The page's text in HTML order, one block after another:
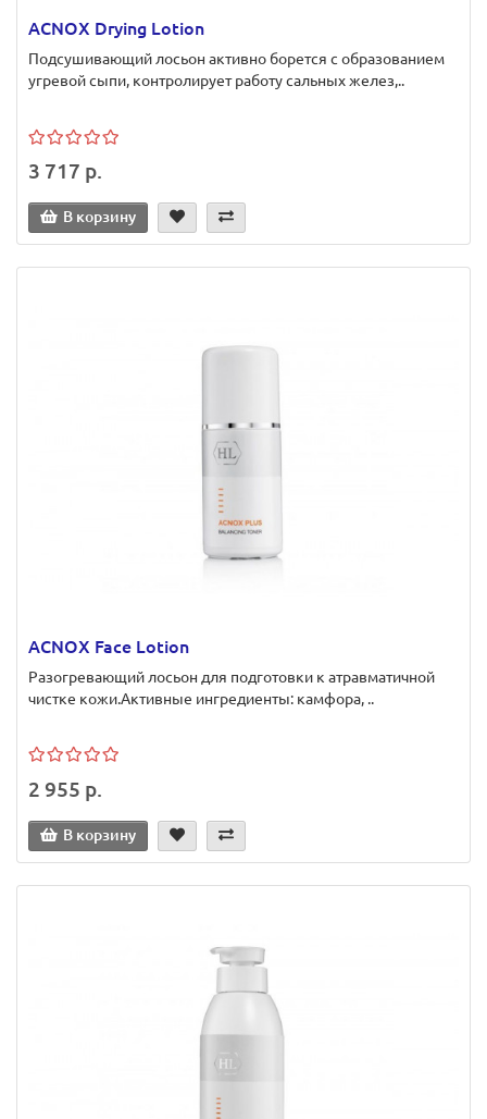
ACNOX Drying Lotion
Подсушивающий лосьон активно борется с образованием
угревой сыпи, контролирует работу сальных желез,..
3 717 р.
В корзину
ACNOX Face Lotion
Разогревающий лосьон для подготовки к атравматичной
чистке кожи.Активные ингредиенты: камфора, ..
2 955 р.
В корзину